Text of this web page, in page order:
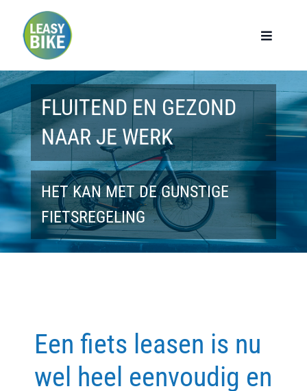
Toggle
Home
Werknemers
Werkgevers
Privé lease
Modellen
Contact
FLUITEND EN GEZOND
NAAR JE WERK
HET KAN MET DE GUNSTIGE
FIETSREGELING
Een fiets leasen is nu
wel heel eenvoudig en